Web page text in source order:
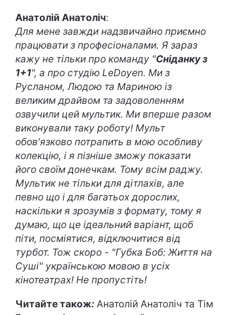
Анатолій Анатоліч:
Для мене завжди надзвичайно приємно
працювати з професіоналами. Я зараз
кажу не тільки про команду "Сніданку з
1+1", а про студію LeDoyen. Ми з
Русланом, Людою та Мариною із
великим драйвом та задоволенням
озвучили цей мультик. Ми вперше разом
виконували таку роботу! Мульт
обов'язково потрапить в мою особливу
колекцію, і я пізніше зможу показати
його своїм донечкам. Тому всім раджу.
Мультик не тільки для дітлахів, але
певно що і для багатьох дорослих,
наскільки я зрозумів з формату, тому я
думаю, що це ідеальний варіант, щоб
піти, посміятися, відключитися від
турбот. Тож скоро - "Губка Боб: Життя на
Суші" українською мовою в усіх
кінотеатрах! Не пропустіть!
Читайте також: Анатолій Анатоліч та Тім